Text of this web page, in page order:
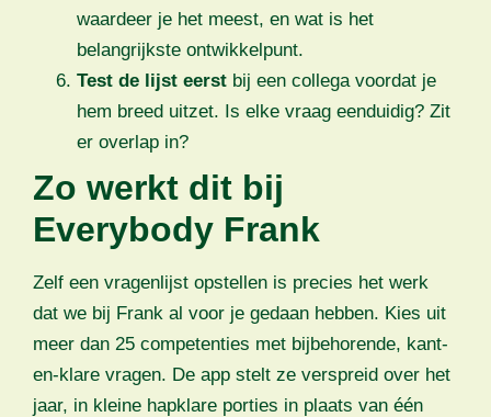
waardeer je het meest, en wat is het
belangrijkste ontwikkelpunt.
Test de lijst eerst bij een collega voordat je
hem breed uitzet. Is elke vraag eenduidig? Zit
er overlap in?
Zo werkt dit bij
Everybody Frank
Zelf een vragenlijst opstellen is precies het werk
dat we bij Frank al voor je gedaan hebben. Kies uit
meer dan 25 competenties met bijbehorende, kant-
en-klare vragen. De app stelt ze verspreid over het
jaar, in kleine hapklare porties in plaats van één